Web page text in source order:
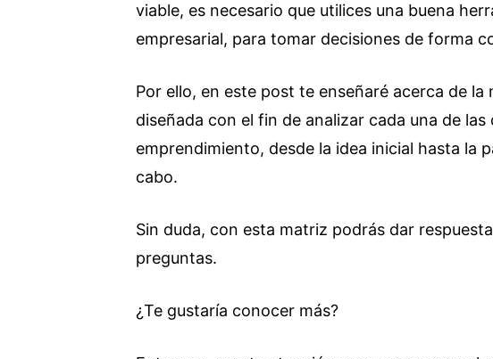
viable, es necesario que utilices una buena
empresarial, para tomar decisiones de forma
Por ello, en este post te enseñaré acerca de
diseñada con el fin de analizar cada una de las
emprendimiento, desde la idea inicial hasta la
cabo.
Sin duda, con esta matriz podrás dar
preguntas.
¿Te gustaría conocer más?